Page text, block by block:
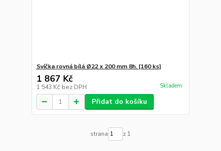
Svíčka rovná bílá Ø22 x 200 mm 8h. [160 ks]
1 867 Kč
1 543 Kč bez DPH Skladem
Přidat do košíku
strana z 1